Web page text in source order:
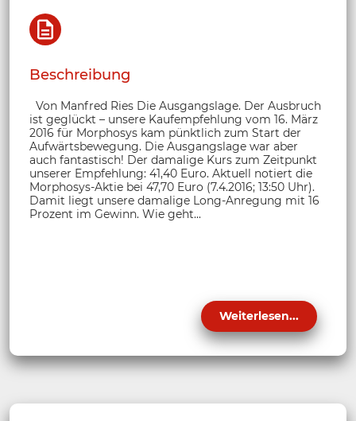
Beschreibung
Von Manfred Ries Die Ausgangslage. Der Ausbruch
ist geglückt – unsere Kaufempfehlung vom 16. März
2016 für Morphosys kam pünktlich zum Start der
Aufwärtsbewegung. Die Ausgangslage war aber
auch fantastisch! Der damalige Kurs zum Zeitpunkt
unserer Empfehlung: 41,40 Euro. Aktuell notiert die
Morphosys-Aktie bei 47,70 Euro (7.4.2016; 13:50 Uhr).
Damit liegt unsere damalige Long-Anregung mit 16
Prozent im Gewinn. Wie geht...
Weiterlesen...